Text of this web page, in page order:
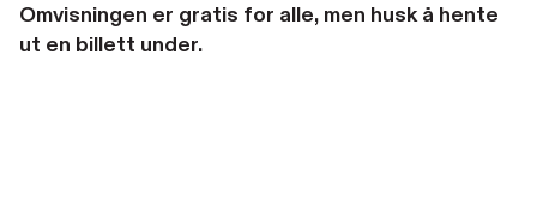
Omvisningen er gratis for alle, men husk å hente
ut en billett under.